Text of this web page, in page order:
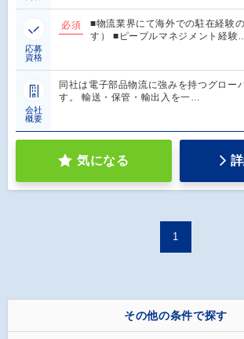
応募
資格
必須
■物流業界にて海外での駐在経験
す） ■ピープルマネジメント経験
会社
概要
同社は電子部品物流に強みを持つグロー
す。 輸送・保管・輸出入を一…
気になる
1
その他の条件で探す